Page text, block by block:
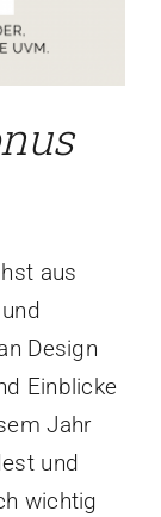
aus
Design
Einblicke
Jahr
und
wichtig